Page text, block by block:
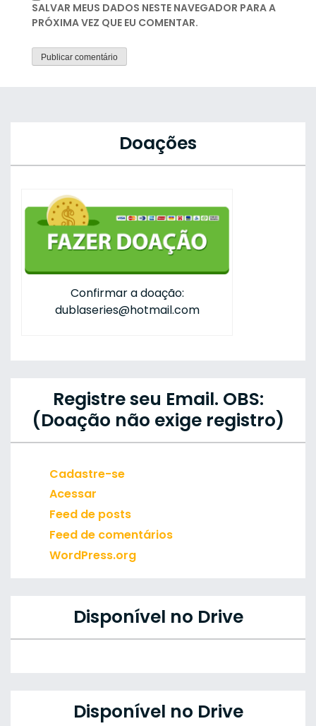
SALVAR MEUS DADOS NESTE NAVEGADOR PARA A
PRÓXIMA VEZ QUE EU COMENTAR.
Doações
Confirmar a doação:
dublaseries@hotmail.com
Registre seu Email. OBS:
(Doação não exige registro)
Cadastre-se
Acessar
Feed de posts
Feed de comentários
WordPress.org
Disponível no Drive
Disponível no Drive